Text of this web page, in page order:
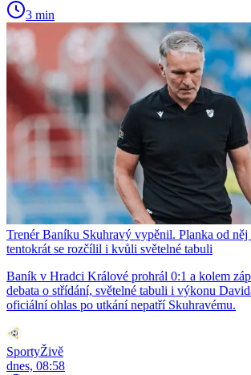
3 min
Trenér Baníku Skuhravý vypěnil. Planka od něj
tentokrát se rozčílil i kvůli světelné tabuli
Baník v Hradci Králové prohrál 0:1 a kolem
debata o střídání, světelné tabuli i výkonu
oficiální ohlas po utkání nepatří Skuhravému.
SportyŽivě
dnes, 08:58